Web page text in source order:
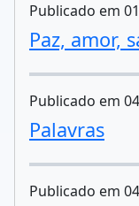
Publicado em
Paz, amor,
Publicado em
Palavras
Publicado em